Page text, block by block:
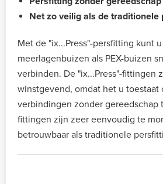
Net zo veilig als de traditionele
Met de "ix...Press"-persfitting kunt
meerlagenbuizen als PEX-buizen
verbinden. De "ix...Press"-fittingen
winstgevend, omdat het u toestaat
verbindingen zonder gereedschap
fittingen zijn zeer eenvoudig te
betrouwbaar als traditionele